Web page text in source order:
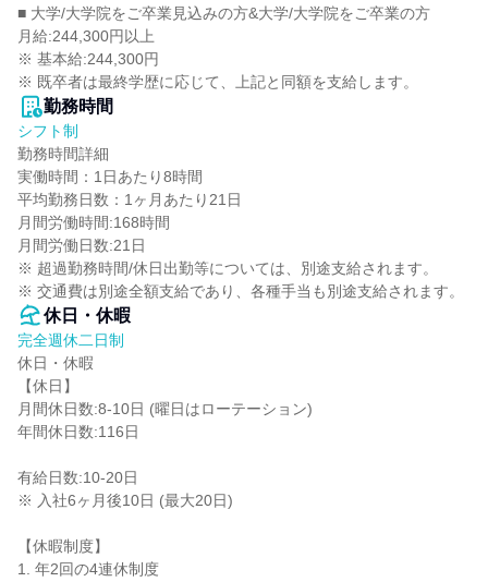
■ 大学/大学院をご卒業見込みの方&大学/大学院をご卒業の方
月給:244,300円以上
※ 基本給:244,300円
※ 既卒者は最終学歴に応じて、上記と同額を支給します。
勤務時間
シフト制
勤務時間詳細
実働時間：1日あたり8時間
平均勤務日数：1ヶ月あたり21日
月間労働時間:168時間
月間労働日数:21日
※ 超過勤務時間/休日出勤等については、別途支給されます。
※ 交通費は別途全額支給であり、各種手当も別途支給されます。
休日・休暇
完全週休二日制
休日・休暇
【休日】
月間休日数:8-10日 (曜日はローテーション)
年間休日数:116日
有給日数:10-20日
※ 入社6ヶ月後10日 (最大20日)
【休暇制度】
1. 年2回の4連休制度